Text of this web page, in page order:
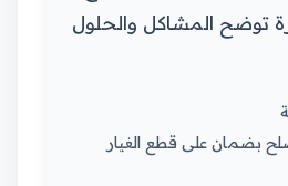
توضح المشاكل والحلول
بضمان على قطع الغيار